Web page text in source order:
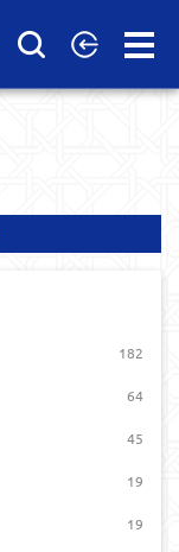
Open
182
64
45
19
19